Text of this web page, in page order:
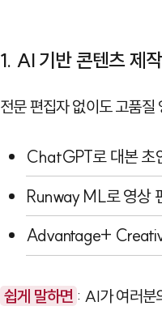
1. AI 기반 콘텐츠 제
전문 편집자 없이도 고품질
ChatGPT로 대본 초
Runway ML로 영상
Advantage+
쉽게 말하면 : AI가 여러분